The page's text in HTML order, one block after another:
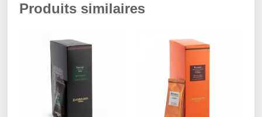
Produits similaires